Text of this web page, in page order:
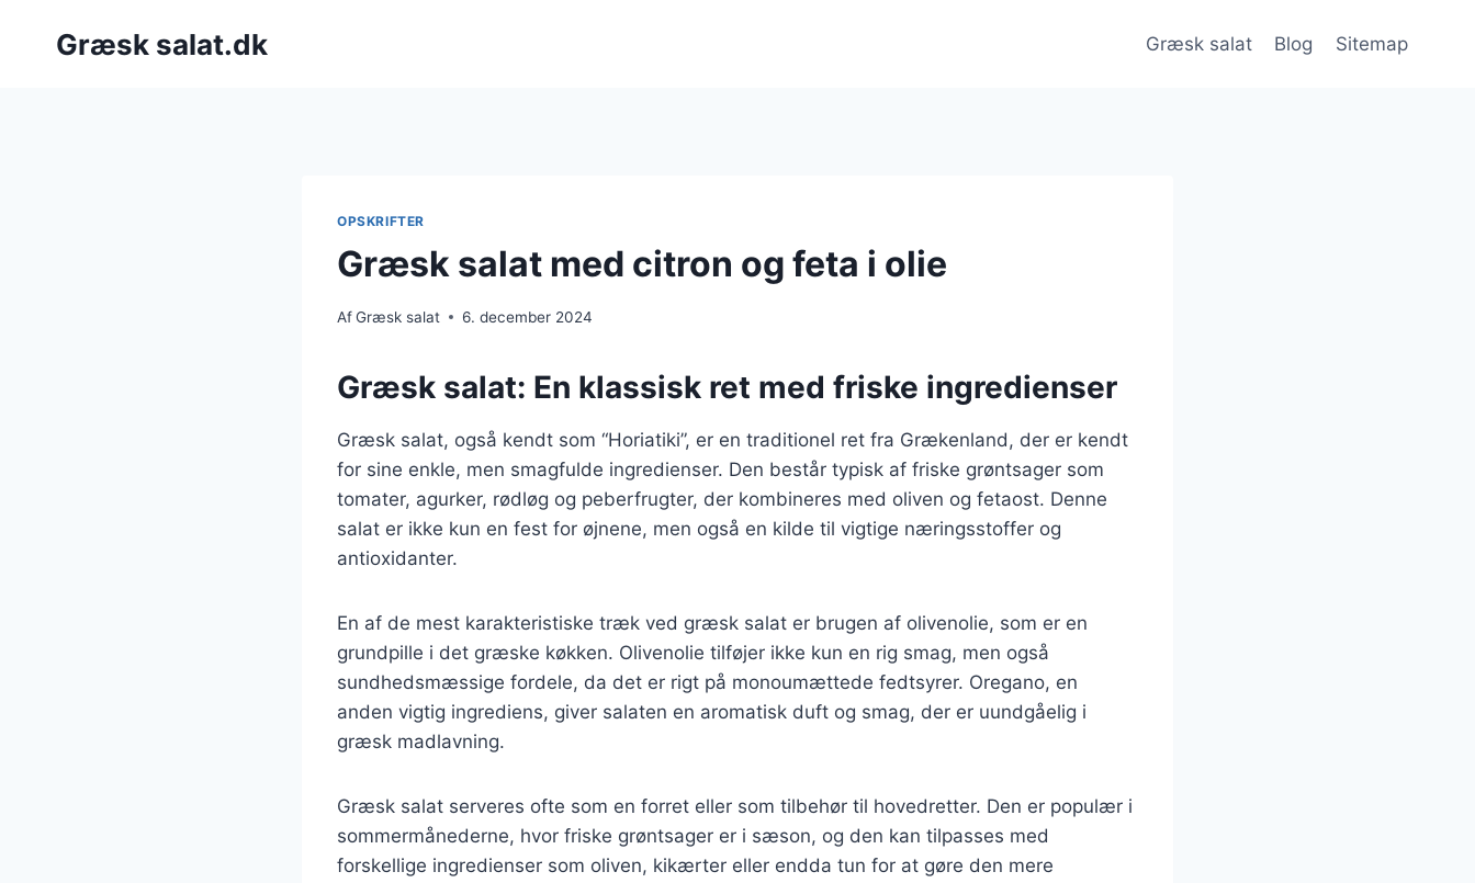
Græsk salat.dk Græsk salat Blog Sitemap
OPSKRIFTER
Græsk salat med citron og feta i olie
AfGræsk salat 6. december 2024
Græsk salat: En klassisk ret med friske ingredienser
Græsk salat, også kendt som “Horiatiki”, er en traditionel ret fra Grækenland, der er kendt
for sine enkle, men smagfulde ingredienser. Den består typisk af friske grøntsager som
tomater, agurker, rødløg og peberfrugter, der kombineres med oliven og fetaost. Denne
salat er ikke kun en fest for øjnene, men også en kilde til vigtige næringsstoffer og
antioxidanter.
En af de mest karakteristiske træk ved græsk salat er brugen af olivenolie, som er en
grundpille i det græske køkken. Olivenolie tilføjer ikke kun en rig smag, men også
sundhedsmæssige fordele, da det er rigt på monoumættede fedtsyrer. Oregano, en
anden vigtig ingrediens, giver salaten en aromatisk duft og smag, der er uundgåelig i
græsk madlavning.
Græsk salat serveres ofte som en forret eller som tilbehør til hovedretter. Den er populær i
sommermånederne, hvor friske grøntsager er i sæson, og den kan tilpasses med
forskellige ingredienser som oliven, kikærter eller endda tun for at gøre den mere